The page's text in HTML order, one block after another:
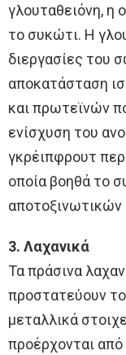
γλουταθειόνη, η
το συκώτι. Η
διεργασίες του
αποκατάσταση
και πρωτεϊνών
ενίσχυση του
γκρέιπφρουτ
οποία βοηθά το
αποτοξινωτικών
3. Λαχανικά
Τα πράσινα
προστατεύουν
μεταλλικά
προέρχονται